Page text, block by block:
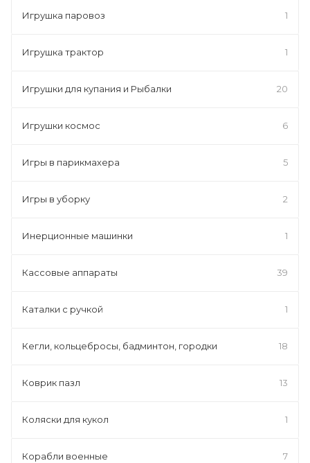
Игрушка паровоз 1
Игрушка трактор 1
Игрушки для купания и Рыбалки 20
Игрушки космос 6
Игры в парикмахера 5
Игры в уборку 2
Инерционные машинки 1
Кассовые аппараты 39
Каталки с ручкой 1
Кегли, кольцебросы, бадминтон, городки 18
Коврик пазл 13
Коляски для кукол 1
Корабли военные 7